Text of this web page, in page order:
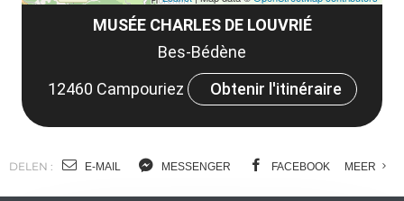
MUSÉE CHARLES DE LOUVRIÉ
Bes-Bédène
12460 Campouriez
Obtenir l'itinéraire
DELEN : E-MAIL MESSENGER FACEBOOK MEER